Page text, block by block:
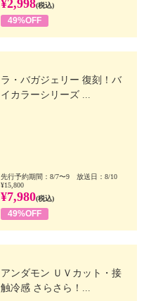
¥2,998(税込)
49%OFF
ラ・バガジェリー 復刻！バ
イカラーシリーズ ...
先行予約期間：8/7〜9 放送日：8/10
¥15,800
¥7,980(税込)
49%OFF
アンダモン ＵＶカット・接
触冷感 さらさら！...